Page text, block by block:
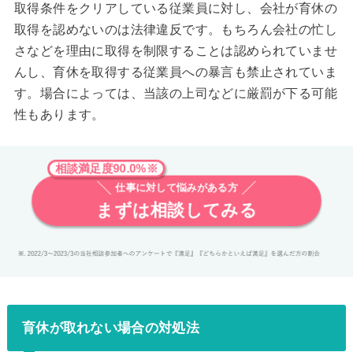
取得条件をクリアしている従業員に対し、会社が育休の
取得を認めないのは法律違反です。もちろん会社の忙し
さなどを理由に取得を制限することは認められていませ
んし、育休を取得する従業員への暴言も禁止されていま
す。場合によっては、当該の上司などに厳罰が下る可能
性もあります。
相談満足度90.0%※
仕事に対して悩みがある方
まずは相談してみる
育休が取れない場合の対処法